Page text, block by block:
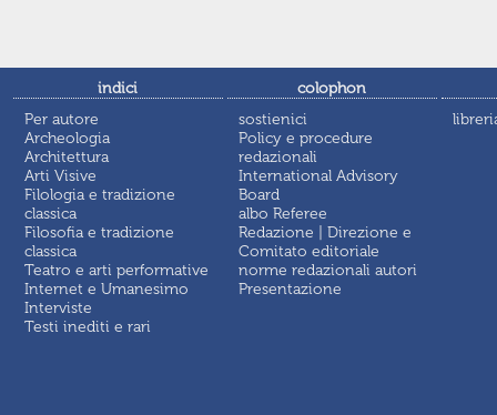
indici
Per autore
Archeologia
Architettura
Arti Visive
Filologia e tradizione
classica
Filosofia e tradizione
classica
Teatro e arti performative
Internet e Umanesimo
Interviste
Testi inediti e rari
colophon
sostienici
Policy e procedure
redazionali
International Advisory
Board
albo Referee
Redazione | Direzione e
Comitato editoriale
norme redazionali autori
Presentazione